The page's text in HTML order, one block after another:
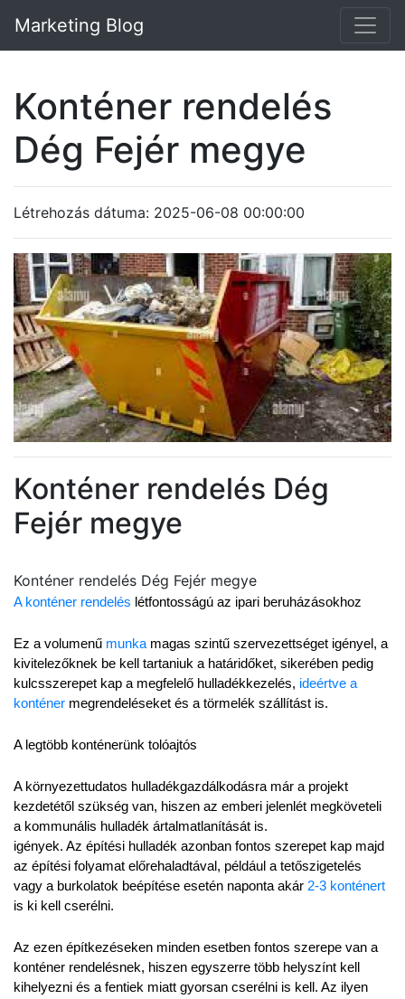
Marketing Blog
Konténer rendelés
Dég Fejér megye
Létrehozás dátuma: 2025-06-08 00:00:00
Konténer rendelés Dég
Fejér megye
Konténer rendelés Dég Fejér megye
A konténer rendelés létfontosságú az ipari beruházásokhoz
Ez a volumenű munka magas szintű szervezettséget igényel, a
kivitelezőknek be kell tartaniuk a határidőket, sikerében pedig
kulcsszerepet kap a megfelelő hulladékkezelés, ideértve a
konténer megrendeléseket és a törmelék szállítást is.
A legtöbb konténerünk tolóajtós
A környezettudatos hulladékgazdálkodásra már a projekt
kezdetétől szükség van, hiszen az emberi jelenlét megköveteli
a kommunális hulladék ártalmatlanítását is.
igények. Az építési hulladék azonban fontos szerepet kap majd
az építési folyamat előrehaladtával, például a tetőszigetelés
vagy a burkolatok beépítése esetén naponta akár
is ki kell cserélni.
Az ezen építkezéseken minden esetben fontos szerepe van a
konténer rendelésnek, hiszen egyszerre több helyszínt kell
kihelyezni és a fentiek miatt gyorsan cserélni is kell. Az ilyen